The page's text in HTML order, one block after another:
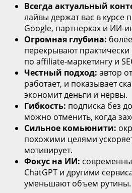
Всегда актуальный
лайвы держат вас в курсе
Google, партнерках и
Огромная глубина:
перекрывают
по affiliate‑маркетингу и
Честный подход: автор
работает, и показывает
экономит деньги и нервы.
Гибкость: подписка без
можно отменить, когда
Сильное комьюнити:
похожими целями
мотивирует.
Фокус на ИИ:
ChatGPT и другими
уменьшают объем рутины.